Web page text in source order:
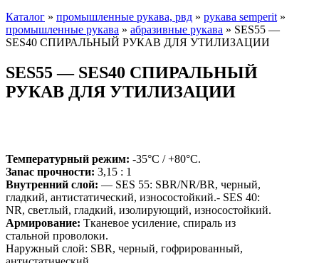
Каталог » промышленные рукава, рвд » рукава semperit »
промышленные рукава » абразивные рукава » SES55 —
SES40 СПИРАЛЬНЫЙ РУКАВ ДЛЯ УТИЛИЗАЦИИ
SES55 — SES40 СПИРАЛЬНЫЙ
РУКАВ ДЛЯ УТИЛИЗАЦИИ
Температурный режим: -35°C / +80°C.
Зanac пpoчности: 3,15 : 1
Внутренний слой: — SES 55: SBR/NR/BR, черный,
гладкий, антистатический, износостойкий.- SES 40:
NR, светлый, гладкий, изолирующий, износостойкий.
Армирование: Тканевое усиление, спираль из
стальной проволоки.
Hаружный слой: SBR, черный, гофрированный,